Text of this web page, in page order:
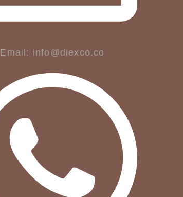
Email: info@diexco.co